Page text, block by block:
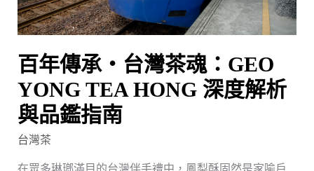
百年傳承・台灣茶魂：GEO
YONG TEA HONG 深度解析
與品鑑指南
台灣茶
GEO
YONG
HONG
深
度
解
析
與